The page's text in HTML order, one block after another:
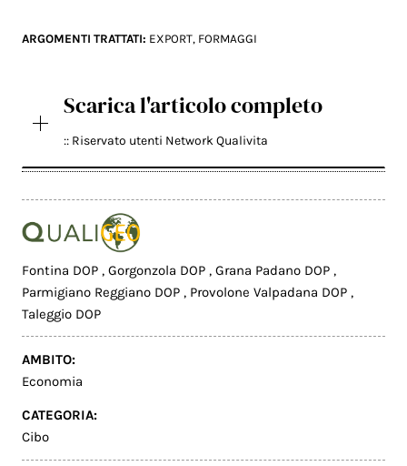
ARGOMENTI TRATTATI: EXPORT, FORMAGGI
Scarica l'articolo completo
:: Riservato utenti Network Qualivita
Fontina DOP ,Gorgonzola DOP ,Grana Padano DOP ,
Parmigiano Reggiano DOP , Provolone Valpadana DOP ,
Taleggio DOP
AMBITO:
Economia
CATEGORIA:
Cibo